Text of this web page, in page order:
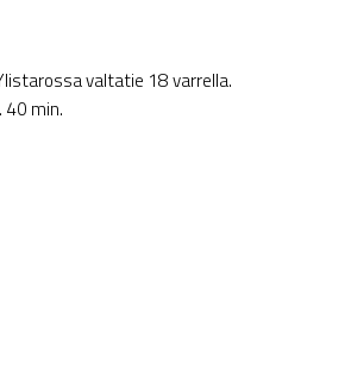
valtatie 18 varrella.
40 min.